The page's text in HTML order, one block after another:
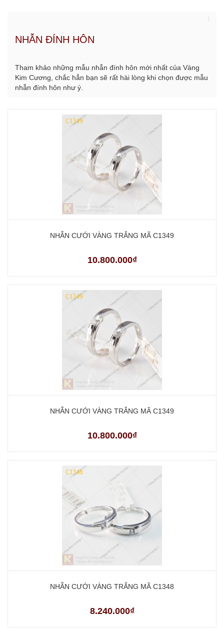
NHẪN ĐÍNH HÔN
Tham khảo những mẫu nhẫn đính hôn mới nhất của Vàng
Kim Cương, chắc hẳn bạn sẽ rất hài lòng khi chọn được mẫu
nhẫn đính hôn như ý.
NHẪN CƯỚI VÀNG TRẮNG MÃ C1349
10.800.000₫
NHẪN CƯỚI VÀNG TRẮNG MÃ C1349
10.800.000₫
NHẪN CƯỚI VÀNG TRẮNG MÃ C1348
8.240.000₫